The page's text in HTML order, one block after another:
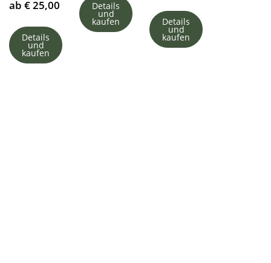
ab €25,00
Details
und
kaufen
Details
und
kaufen Details
und
kaufen